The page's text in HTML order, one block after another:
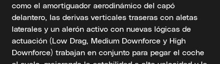
como el amortiguador aerodinámico del capó
delantero, las derivas verticales traseras con aletas
laterales y un alerón activo con nuevas lógicas de
actuación (Low Drag, Medium Downforce y High
Downforce) trabajan en conjunto para pegar el coche